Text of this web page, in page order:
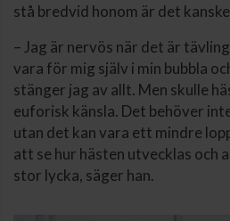
stå bredvid honom är det
– Jag är nervös när det är
vara för mig själv i min bubbla
stänger jag av allt. Men skulle
euforisk känsla. Det behöver
utan det kan vara ett mindre
att se hur hästen utvecklas och
stor lycka, säger han.